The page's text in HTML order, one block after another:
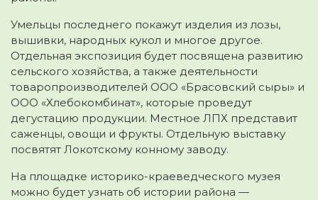
Умельцы последнего покажут изделия из лозы,
вышивки, народных кукол и многое другое.
Отдельная экспозиция будет посвящена развитию
сельского хозяйства, а также деятельности
товаропроизводителей ООО «Брасовский сыры» и
ООО «Хлебокомбинат», которые проведут
дегустацию продукции. Местное ЛПХ представит
саженцы, овощи и фрукты. Отдельную выставку
посвятят Локотскому конному заводу.
На площадке историко-краеведческого музея
можно будет узнать об истории района —